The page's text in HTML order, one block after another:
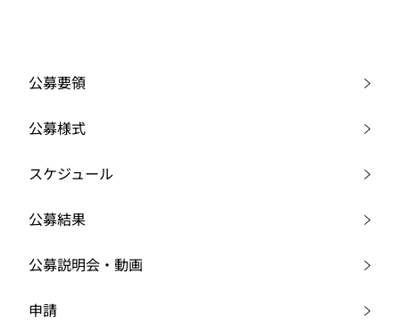
公募要領
公募様式
スケジュール
公募結果
公募説明会・動画
申請